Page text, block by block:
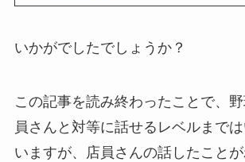
いかがでしたでしょうか？
この記事を読み終わったことで、
員さんと対等に話せるレベルまで
いますが、店員さんの話したこと